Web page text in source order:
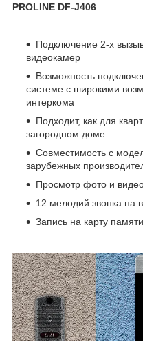
PROLINE DF-J406
Подключение 2-х
видеокамер
Возможность
системе с широкими
интеркома
Подходит, как для
загородном доме
Совместимость с
зарубежных
Просмотр фото и
12 мелодий звонка на
Запись на карту